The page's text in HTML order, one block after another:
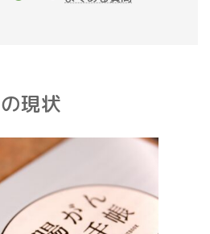
現状